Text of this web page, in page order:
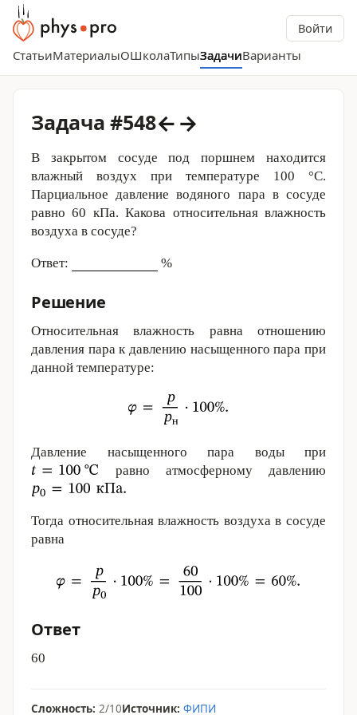
Войти
СтатьиМатериалыОШколаТипыЗадачиВарианты
Задача #548←→
В закрытом сосуде под поршнем находится
влажный воздух при температуре 100 °С.
Парциальное давление водяного пара в сосуде
равно60 кПа. Какова относительная влажность
воздуха в сосуде?
Ответ: %
Решение
Относительная влажность равна отношению
давления пара к давлению насыщенного пара при
данной температуре:
Давление насыщенного пара воды при
равно атмосферному давлению
Тогда относительная влажность воздуха в сосуде
равна
Ответ
60
Сложность: 2/10Источник: ФИПИ